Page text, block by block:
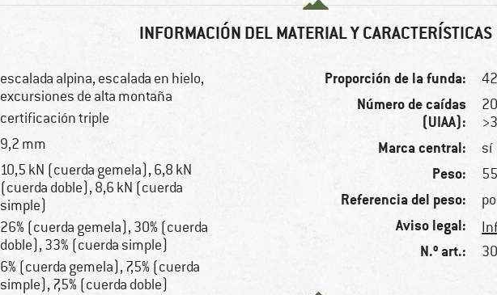
INFORMACIÓN DEL MATERIAL Y CARACTERÍSTICAS
escalada alpina, escalada en hielo,
excursiones de alta montaña
certificación triple
9,2 mm
10,5 kN (cuerda gemela), 6,8 kN
(cuerda doble), 8,6 kN (cuerda
simple)
26% (cuerda gemela), 30% (cuerda
doble), 33% (cuerda simple)
6% (cuerda gemela), 7,5% (cuerda
simple), 7,5% (cuerda doble)
Proporción de la funda:
Número de caídas
(UIAA):
Marca central: sí
Peso:
Referencia del peso:
Aviso legal:
N.º art.: